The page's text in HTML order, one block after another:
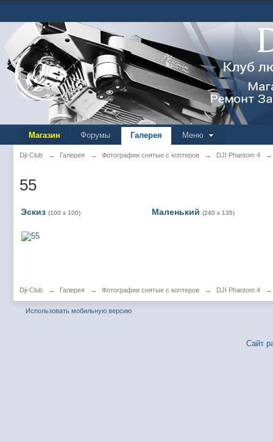
Магазин Форумы Галерея Меню
Dji-Club → Галерея → Фотографии снятые с коптеров → DJI Phantom 4 →
55
Эскиз (100 x 100) Маленький (240 x 135)
Dji-Club → Галерея → Фотографии снятые с коптеров → DJI Phantom 4 →
Использовать мобильную версию
Сайт